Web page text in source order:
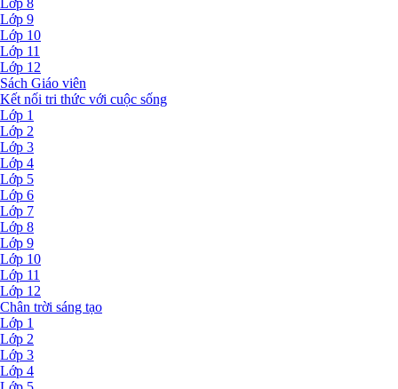
Lớp 8
Lớp 9
Lớp 10
Lớp 11
Lớp 12
Sách Giáo viên
Kết nối tri thức với cuộc sống
Lớp 1
Lớp 2
Lớp 3
Lớp 4
Lớp 5
Lớp 6
Lớp 7
Lớp 8
Lớp 9
Lớp 10
Lớp 11
Lớp 12
Chân trời sáng tạo
Lớp 1
Lớp 2
Lớp 3
Lớp 4